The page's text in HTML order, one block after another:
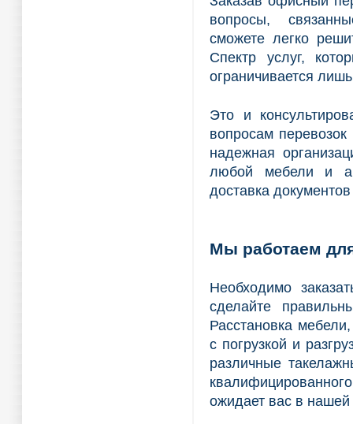
вопросы,
сможете легко
Спектр услуг,
ограничивается
Это и
вопросам
надежная
любой мебели и
доставка
Мы работаем
Необходимо
сделайте
Расстановка
с погрузкой и
различные
ожидает вас в